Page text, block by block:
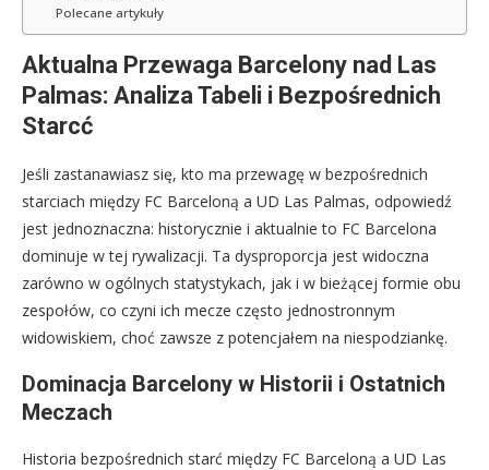
Polecane artykuły
Aktualna Przewaga Barcelony nad Las
Palmas: Analiza Tabeli i Bezpośrednich
Starcć
Jeśli zastanawiasz się, kto ma przewagę w bezpośrednich
starciach między FC Barceloną a UD Las Palmas, odpowiedź
jest jednoznaczna: historycznie i aktualnie to FC Barcelona
dominuje w tej rywalizacji. Ta dysproporcja jest widoczna
zarówno w ogólnych statystykach, jak i w bieżącej formie obu
zespołów, co czyni ich mecze często jednostronnym
widowiskiem, choć zawsze z potencjałem na niespodziankę.
Dominacja Barcelony w Historii i Ostatnich
Meczach
Historia bezpośrednich starć między FC Barceloną a UD Las